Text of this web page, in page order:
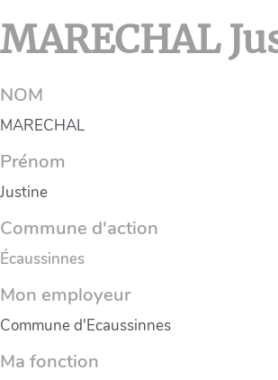
MARECHAL
NOM
MARECHAL
Prénom
Justine
Commune d'action
Écaussinnes
Mon employeur
Commune d'Ecaussinnes
Ma fonction